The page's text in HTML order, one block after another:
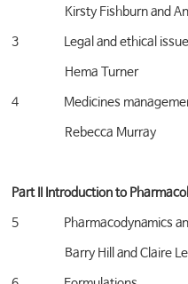
Kirsty Fishburn and
3 Legal and ethical
Hema Turner
4 Medicines
Rebecca Murray
Part II Introduction to
5 Pharmacodynamics and
Barry Hill and Claire